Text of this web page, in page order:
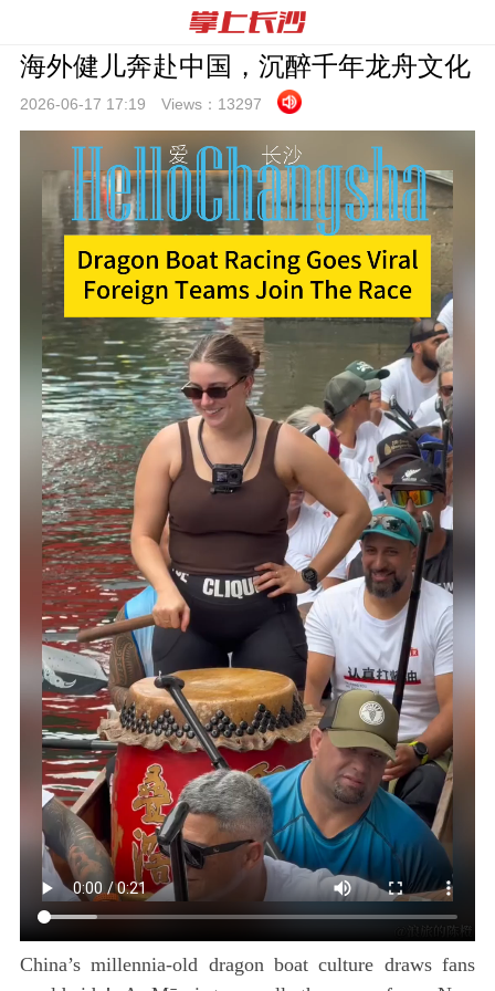
海外健儿奔赴中国，沉醉千年龙舟文化
2026-06-17 17:19 Views： 13297
China’s millennia-old dragon boat culture draws fans